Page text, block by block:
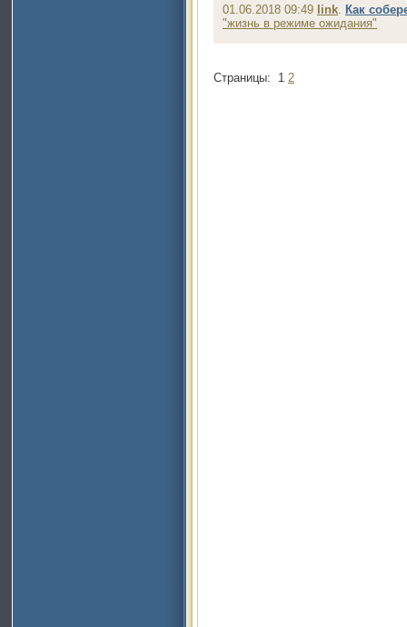
01.06.2018 09:49 link. Как
"жизнь в режиме ожидания"
Страницы: 1 2